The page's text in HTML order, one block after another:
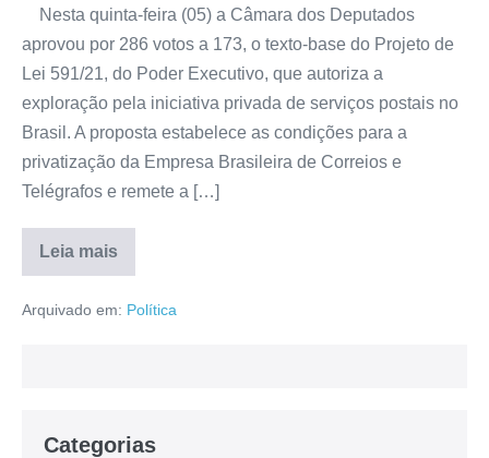
Nesta quinta-feira (05) a Câmara dos Deputados
aprovou por 286 votos a 173, o texto-base do Projeto de
Lei 591/21, do Poder Executivo, que autoriza a
exploração pela iniciativa privada de serviços postais no
Brasil. A proposta estabelece as condições para a
privatização da Empresa Brasileira de Correios e
Telégrafos e remete a […]
Leia mais
Arquivado em: Política
Categorias